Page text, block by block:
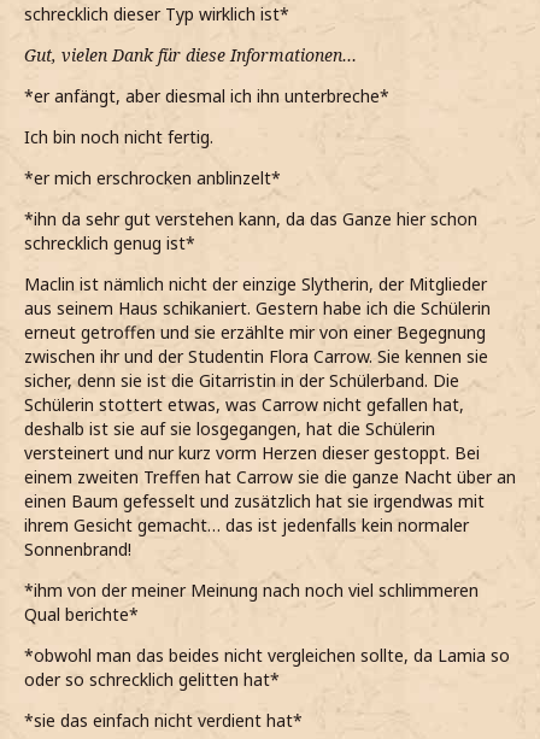
schrecklich dieser Typ wirklich ist*
Gut, vielen Dank für diese Informationen…
*er anfängt, aber diesmal ich ihn unterbreche*
Ich bin noch nicht fertig.
*er mich erschrocken anblinzelt*
*ihn da sehr gut verstehen kann, da das Ganze hier schon
schrecklich genug ist*
Maclin ist nämlich nicht der einzige Slytherin, der Mitglieder
aus seinem Haus schikaniert. Gestern habe ich die Schülerin
erneut getroffen und sie erzählte mir von einer Begegnung
zwischen ihr und der Studentin Flora Carrow. Sie kennen sie
sicher, denn sie ist die Gitarristin in der Schülerband. Die
Schülerin stottert etwas, was Carrow nicht gefallen hat,
deshalb ist sie auf sie losgegangen, hat die Schülerin
versteinert und nur kurz vorm Herzen dieser gestoppt. Bei
einem zweiten Treffen hat Carrow sie die ganze Nacht über an
einen Baum gefesselt und zusätzlich hat sie irgendwas mit
ihrem Gesicht gemacht… das ist jedenfalls kein normaler
Sonnenbrand!
*ihm von der meiner Meinung nach noch viel schlimmeren
Qual berichte*
*obwohl man das beides nicht vergleichen sollte, da Lamia so
oder so schrecklich gelitten hat*
*sie das einfach nicht verdient hat*